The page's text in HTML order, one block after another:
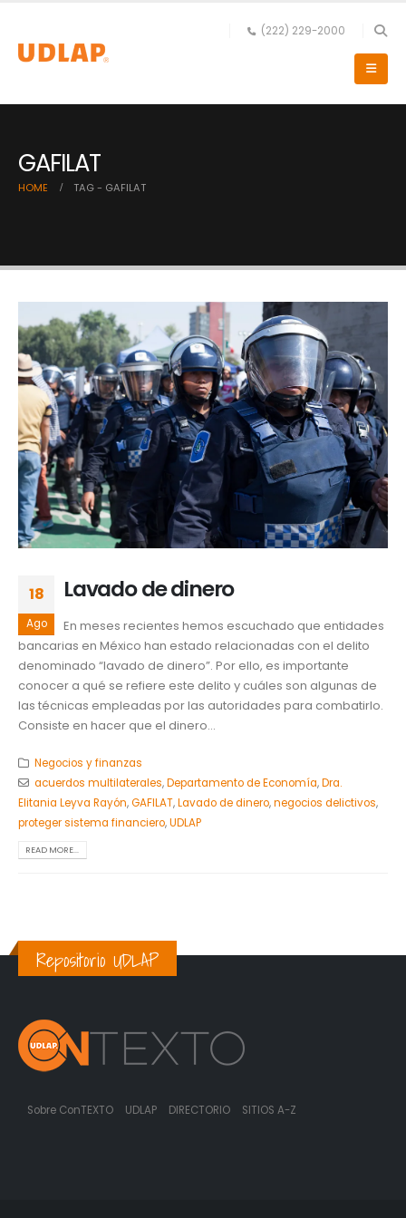
(222) 229-2000
GAFILAT
HOME TAG - GAFILAT
18
Ago
Lavado de dinero
En meses recientes hemos escuchado que entidades
bancarias en México han estado relacionadas con el delito
denominado “lavado de dinero”. Por ello, es importante
conocer a qué se refiere este delito y cuáles son algunas de
las técnicas empleadas por las autoridades para combatirlo.
Consiste en hacer que el dinero...
Negocios y finanzas
acuerdos multilaterales,Departamento de Economía,Dra.
Elitania Leyva Rayón,GAFILAT,Lavado de dinero,negocios delictivos,
proteger sistema financiero,UDLAP
READ MORE...
Repositorio UDLAP
Sobre ConTEXTO UDLAP DIRECTORIO SITIOS A-Z